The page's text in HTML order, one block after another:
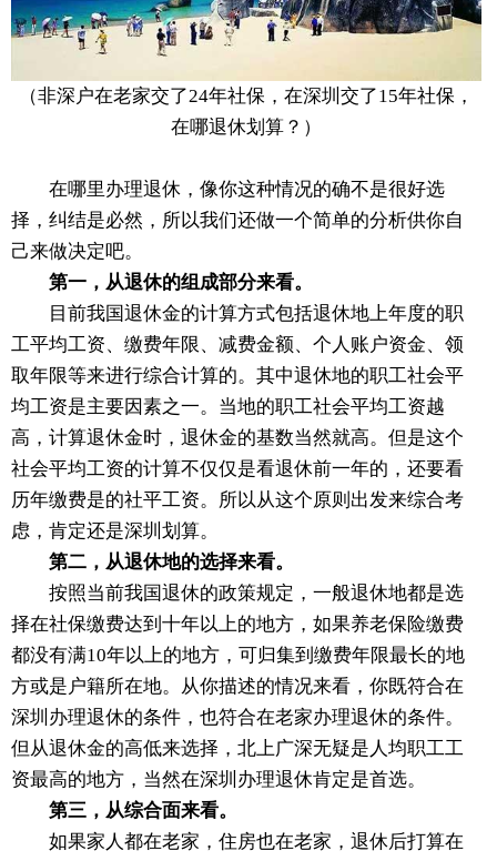
（非深户在老家交了24年社保，在深圳交了15年社保，
在哪退休划算？）
在哪里办理退休，像你这种情况的确不是很好选
择，纠结是必然，所以我们还做一个简单的分析供你自
己来做决定吧。
第一，从退休的组成部分来看。
目前我国退休金的计算方式包括退休地上年度的职
工平均工资、缴费年限、减费金额、个人账户资金、领
取年限等来进行综合计算的。其中退休地的职工社会平
均工资是主要因素之一。当地的职工社会平均工资越
高，计算退休金时，退休金的基数当然就高。但是这个
社会平均工资的计算不仅仅是看退休前一年的，还要看
历年缴费是的社平工资。所以从这个原则出发来综合考
虑，肯定还是深圳划算。
第二，从退休地的选择来看。
按照当前我国退休的政策规定，一般退休地都是选
择在社保缴费达到十年以上的地方，如果养老保险缴费
都没有满10年以上的地方，可归集到缴费年限最长的地
方或是户籍所在地。从你描述的情况来看，你既符合在
深圳办理退休的条件，也符合在老家办理退休的条件。
但从退休金的高低来选择，北上广深无疑是人均职工工
资最高的地方，当然在深圳办理退休肯定是首选。
第三，从综合面来看。
如果家人都在老家，住房也在老家，退休后打算在